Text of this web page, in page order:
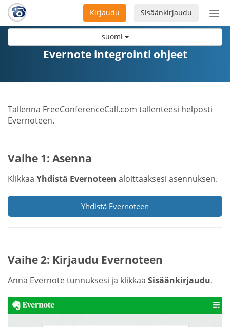
suomi
Sisäänkirjaudu
Kirjaudu
Evernote integrointi ohjeet
Tallenna FreeConferenceCall.com tallenteesi helposti
Evernoteen.
Vaihe 1: Asenna
Klikkaa Yhdistä Evernoteen aloittaaksesi asennuksen.
Yhdistä Evernoteen
Vaihe 2: Kirjaudu Evernoteen
Anna Evernote tunnuksesi ja klikkaa Sisäänkirjaudu.